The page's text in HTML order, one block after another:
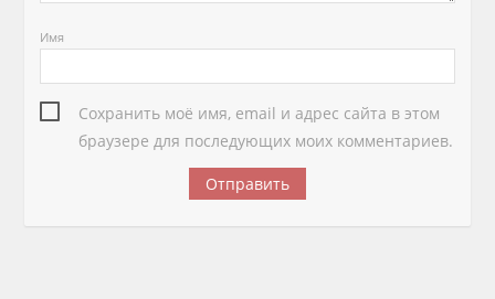
Имя
Сохранить моё имя, email и адрес сайта в этом
браузере для последующих моих комментариев.